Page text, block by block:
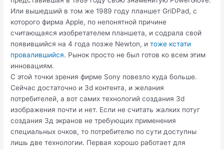
Или вышедший в том же 1989 году планшет GriDPad, с
которого фирма Apple, по непонятной причине
считающаяся изобретателем планшета, и содрала свой
появившийся на 4 года позже Newton, итоже кстати
провалившийся. Рынок просто не был готов ко всем этим
инновациям.
С этой точки зрения фирме Sony повезло куда больше.
Сейчас достаточно и 3d контента, и желания
потребителей, а вот самих технологий создания 3d
изображения почти и нет. Если не считать жалких потуг
создания 3д экранов не требующих применения
специальных очков, то потребителю по сути доступны
лишь две технологии. Первая хорошо работает для